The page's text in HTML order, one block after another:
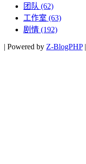
团队 (62)
工作室 (63)
剧情 (192)
| Powered by Z-BlogPHP |